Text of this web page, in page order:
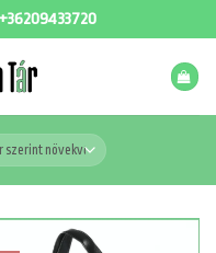
+36209433720